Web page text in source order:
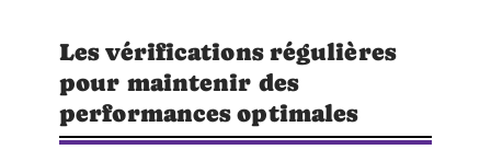
Les vérifications régulières
pour maintenir des
performances optimales